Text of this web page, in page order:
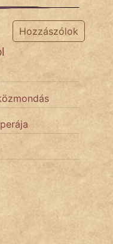
Hozzászólok